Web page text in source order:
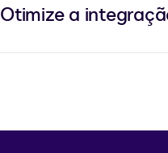
Otimize a